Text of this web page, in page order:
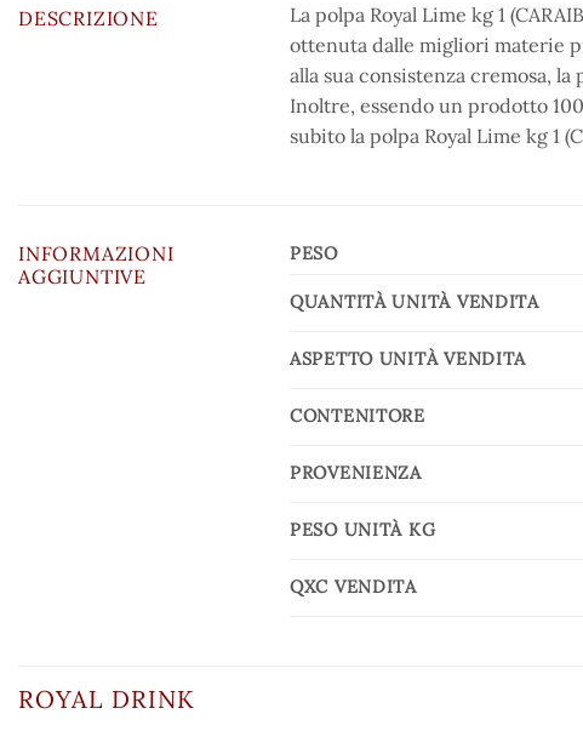
DESCRIZIONE
La polpa Royal Lime kg 1
ottenuta dalle migliori materie
alla sua consistenza cremosa,
Inoltre, essendo un prodotto
subito la polpa Royal Lime kg 1
INFORMAZIONI
AGGIUNTIVE
PESO
QUANTITÀ UNITÀ VENDITA
ASPETTO UNITÀ VENDITA
CONTENITORE
PROVENIENZA
PESO UNITÀ KG
QXC VENDITA
ROYAL DRINK